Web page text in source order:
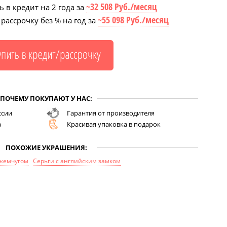
кредит на 2 года за ~32 508 Руб./месяц
без % на год за ~55 098 Руб./месяц
ПОЧЕМУ ПОКУПАЮТ У НАС:
Гарантия от производителя
Красивая упаковка в подарок
ПОХОЖИЕ УКРАШЕНИЯ:
Серьги с английским замком